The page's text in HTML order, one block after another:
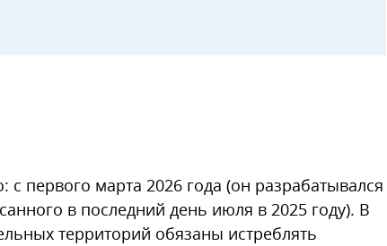
с первого марта 2026 года (он разрабатывался
в последний день июля в 2025 году). В
территорий обязаны истреблять